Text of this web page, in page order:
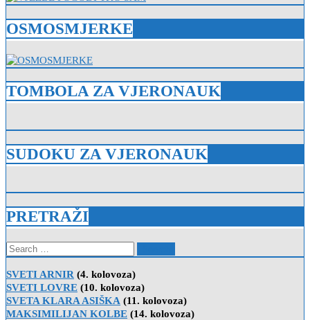
OSMOSMJERKE
TOMBOLA ZA VJERONAUK
SUDOKU ZA VJERONAUK
PRETRAŽI
Search
for:
SVETI ARNIR (4. kolovoza)
SVETI LOVRE (10. kolovoza)
SVETA KLARA ASIŠKA (11. kolovoza)
MAKSIMILIJAN KOLBE (14. kolovoza)